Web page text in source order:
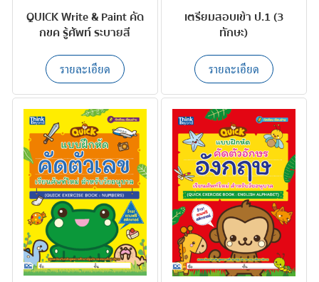
QUICK Write & Paint คัด
กขค รู้ศัพท์ ระบายสี
รายละเอียด
เตรียมสอบเข้า ป.1 (3
ทักษะ)
รายละเอียด